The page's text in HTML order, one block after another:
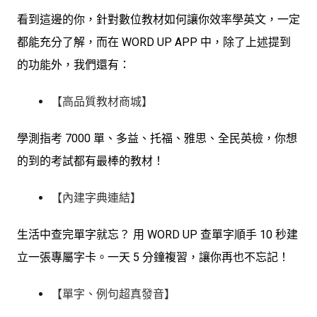
看到這邊的你，針對數位教材如何讓你效率學英文，一定
都能充分了解，而在 WORD UP APP 中，除了上述提到
的功能外，我們還有：
【高品質教材商城】
學測指考 7000 單、多益、托福、雅思、全民英檢，你想
的到的考試都有最棒的教材！
【內建字典連結】
生活中查完單字就忘？ 用 WORD UP 查單字順手 10 秒建
立一張專屬字卡。一天 5 分鐘複習，讓你再也不忘記！
【單字、例句超真發音】